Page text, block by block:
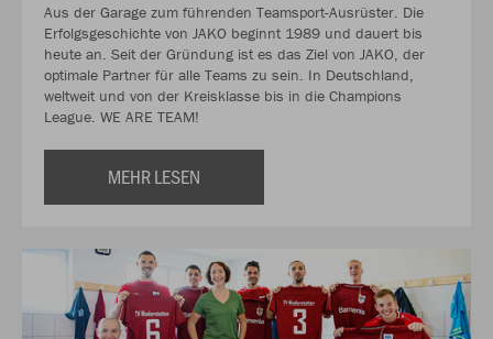
Aus der Garage zum führenden Teamsport-Ausrüster. Die
Erfolgsgeschichte von JAKO beginnt 1989 und dauert bis
heute an. Seit der Gründung ist es das Ziel von JAKO, der
optimale Partner für alle Teams zu sein. In Deutschland,
weltweit und von der Kreisklasse bis in die Champions
League. WE ARE TEAM!
MEHR LESEN